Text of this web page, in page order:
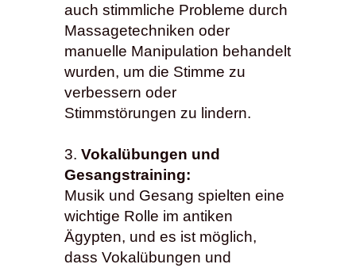
auch stimmliche Probleme durch
Massagetechniken oder
manuelle Manipulation behandelt
wurden, um die Stimme zu
verbessern oder
Stimmstörungen zu lindern.
Vokalübungen und
Gesangstraining:
Musik und Gesang spielten eine
wichtige Rolle im antiken
Ägypten, und es ist möglich,
dass Vokalübungen und